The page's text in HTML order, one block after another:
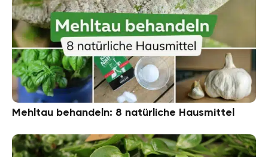
Mehltau behandeln: 8 natürliche Hausmittel